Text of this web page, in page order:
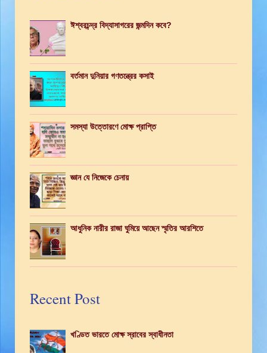
ঈশ্বরচন্দ্র বিদ্যাসাগরের জন্মদিন কবে?
বর্তমান দুনিয়ার গণতন্ত্রের কসাই
সমস্যা উত্তোরণে মোক্ষ প্রাপ্তি
জ্ঞান যে নিজেকে চেনায়
আধুনিক নারীর রাজা ঘুমিয়ে আছেন স্মৃতির আরশিতে
Recent Post
খণ্ডিত ভারতে মোক্ষ স্রাবের স্বাধীনতা